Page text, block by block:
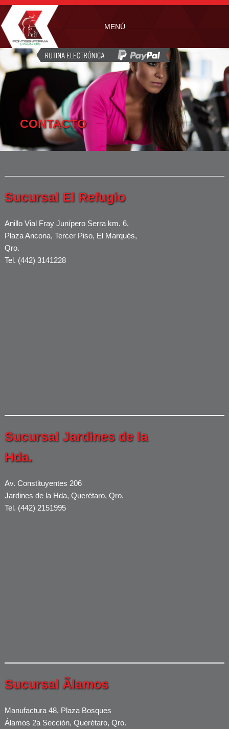
MENÚ
HOME
NOSOTROS
ENTRENAMIENTO
NUTRICIÓN
PLANES Y HORARIOS
CONTACTO
CONTACTO
Sucursal El Refugio
Anillo Vial Fray Junípero Serra km. 6,
Plaza Ancona, Tercer Piso, El Marqués,
Qro.
Tel. (442) 3141228
Sucursal Jardines de la
Hda.
Av. Constituyentes 206
Jardines de la Hda, Querétaro, Qro.
Tel. (442) 2151995
Sucursal Ãlamos
Manufactura 48, Plaza Bosques
Álamos 2a Sección, Querétaro, Qro.